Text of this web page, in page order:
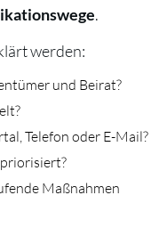
.
werden:
und Beirat?
Telefon oder E-Mail?
Maßnahmen